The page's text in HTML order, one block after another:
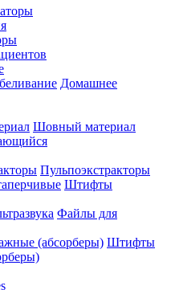
Домашнее
Шовный материал
Пульпоэкстракторы
Штифты
Файлы для
Штифты